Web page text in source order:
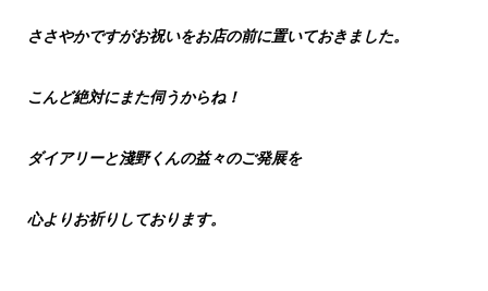
ささやかですがお祝いをお店の前に置いておきました。
こんど絶対にまた伺うからね！
ダイアリーと淺野くんの益々のご発展を
心よりお祈りしております。